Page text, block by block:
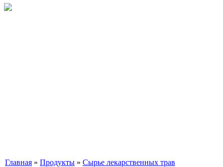
Главная » Продукты » Сырье лекарственных трав